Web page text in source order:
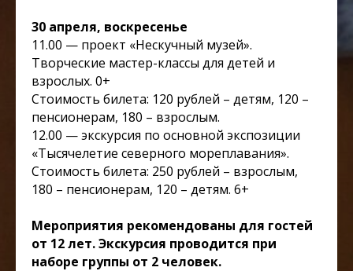
30 апреля, воскресенье
11.00 — проект «Нескучный музей».
Творческие мастер-классы для детей и
взрослых. 0+
Стоимость билета: 120 рублей – детям, 120 –
пенсионерам, 180 – взрослым.
12.00 — экскурсия по основной экспозиции
«Тысячелетие северного мореплавания».
Стоимость билета: 250 рублей – взрослым,
180 – пенсионерам, 120 – детям. 6+
Мероприятия рекомендованы для гостей
от 12 лет. Экскурсия проводится при
наборе группы от 2 человек.